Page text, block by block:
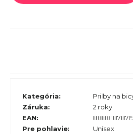
Kategória:
Prilby na
Záruka:
2 roky
EAN:
Pre pohlavie:
Unisex
2025